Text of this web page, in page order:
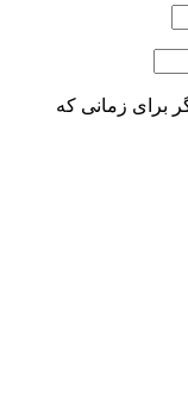
برای زمانی که